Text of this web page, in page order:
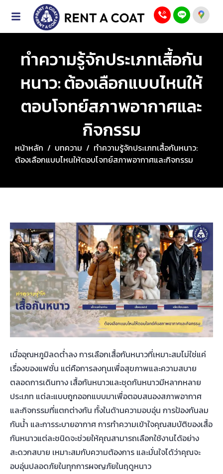
ทำความรู้จักประเภทเสื้อกัน
หนาว: ต้องเลือกแบบไหนให้
ตอบโจทย์สภาพอากาศและ
กิจกรรม
หน้าหลัก / บทความ / ทำความรู้จักประเภทเสื้อกันหนาว:
ต้องเลือกแบบไหนให้ตอบโจทย์สภาพอากาศและกิจกรรม
เมื่ออุณหภูมิลดต่ำลง การเลือกเสื้อกันหนาวที่เหมาะสมไม่ใช่แค่
เรื่องของแฟชั่น แต่คือการลงทุนเพื่อสุขภาพและความสบาย
ตลอดการเดินทาง เสื้อกันหนาวและชุดกันหนาวมีหลากหลาย
ประเภท แต่ละแบบถูกออกแบบมาเพื่อตอบสนองสภาพอากาศ
และกิจกรรมที่แตกต่างกัน ทั้งในด้านความอบอุ่น การป้องกันลม
กันน้ำ และการระบายอากาศ การทำความเข้าใจคุณสมบัติของเสื้อ
กันหนาวแต่ละชนิดจะช่วยให้คุณสามารถเลือกใช้งานได้อย่าง
สะดวกสบาย เหมาะสมกับความต้องการ และมั่นใจได้ว่าคุณจะ
อบอุ่นปลอดภัยในทุกการผจญภัยในฤดูหนาว